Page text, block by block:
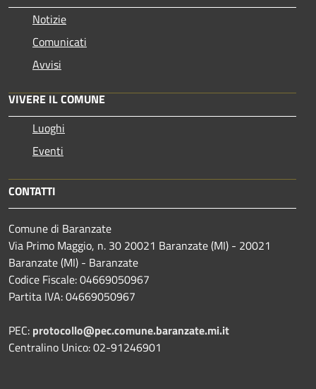
Notizie
Comunicati
Avvisi
VIVERE IL COMUNE
Luoghi
Eventi
CONTATTI
Comune di Baranzate
Via Primo Maggio, n. 30 20021 Baranzate (MI) - 20021
Baranzate (MI) - Baranzate
Codice Fiscale: 04669050967
Partita IVA: 04669050967
PEC: protocollo@pec.comune.baranzate.mi.it
Centralino Unico: 02-91246901